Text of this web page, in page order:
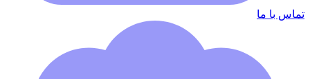
تماس با ما